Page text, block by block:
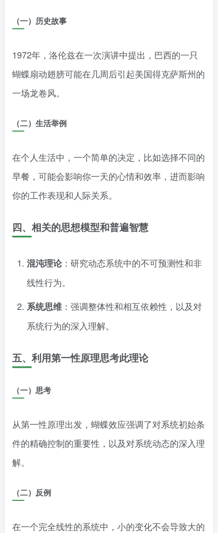
（一）历史故事
1972年，洛伦兹在一次演讲中提出，巴西的一只
蝴蝶扇动翅膀可能在几周后引起美国得克萨斯州的
一场龙卷风。
（二）生活举例
在个人生活中，一个简单的决定，比如选择不同的
早餐，可能会影响你一天的心情和效率，进而影响
你的工作表现和人际关系。
四、相关的思想模型和普遍智慧
混沌理论：研究动态系统中的不可预测性和非
线性行为。
系统思维 ：强调整体性和相互依赖性，以及对
系统行为的深入理解。
五、利用第一性原理思考此理论
（一）思考
从第一性原理出发，蝴蝶效应强调了对系统初始条
件的精确控制的重要性，以及对系统动态的深入理
解。
（二）反例
在一个完全线性的系统中，小的变化不会导致大的